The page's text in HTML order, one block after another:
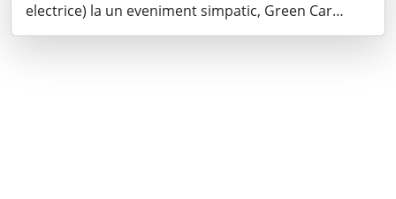
electrice) la un eveniment simpatic, Green Car…